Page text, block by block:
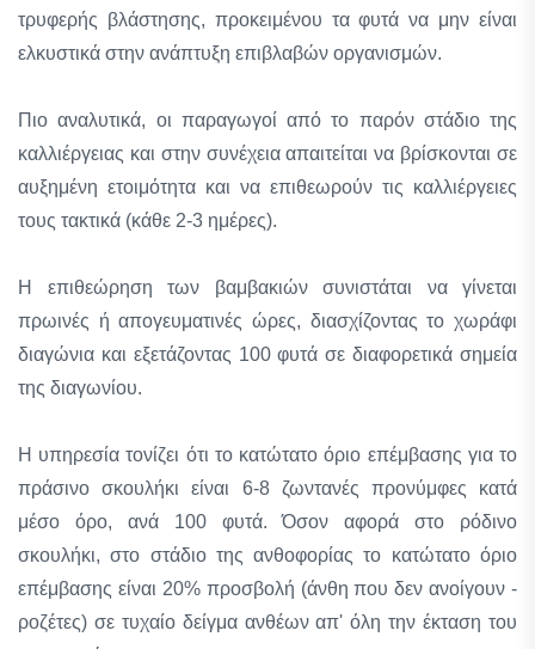
τρυφερής βλάστησης, προκειμένου τα φυτά να μην είναι
ελκυστικά στην ανάπτυξη επιβλαβών οργανισμών.
Πιο αναλυτικά, οι παραγωγοί από το παρόν στάδιο της
καλλιέργειας και στην συνέχεια απαιτείται να βρίσκονται σε
αυξημένη ετοιμότητα και να επιθεωρούν τις καλλιέργειες
τους τακτικά (κάθε 2-3 ημέρες).
Η επιθεώρηση των βαμβακιών συνιστάται να γίνεται
πρωινές ή απογευματινές ώρες, διασχίζοντας το χωράφι
διαγώνια και εξετάζοντας 100 φυτά σε διαφορετικά σημεία
της διαγωνίου.
Η υπηρεσία τονίζει ότι το κατώτατο όριο επέμβασης για το
πράσινο σκουλήκι είναι 6-8 ζωντανές προνύμφες κατά
μέσο όρο, ανά 100 φυτά. Όσον αφορά στο ρόδινο
σκουλήκι, στο στάδιο της ανθοφορίας το κατώτατο όριο
επέμβασης είναι 20% προσβολή (άνθη που δεν ανοίγουν -
ροζέτες) σε τυχαίο δείγμα ανθέων απ' όλη την έκταση του